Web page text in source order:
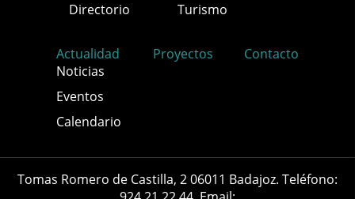
Directorio
Turismo
Actualidad
Noticias
Eventos
Calendario
Proyectos Contacto
Tomas Romero de Castilla, 2 06011 Badajoz. Teléfono: